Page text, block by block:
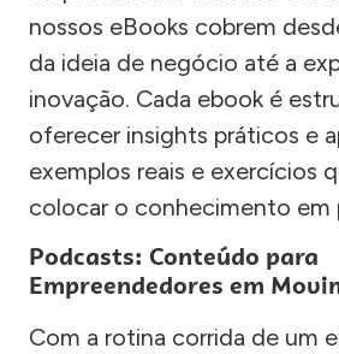
nossos eBooks cobrem
da ideia de negócio até a
inovação. Cada ebook é
oferecer insights práticos e
exemplos reais e exercícios
colocar o conhecimento em
Podcasts: Conteúdo para
Empreendedores em
Com a rotina corrida de um